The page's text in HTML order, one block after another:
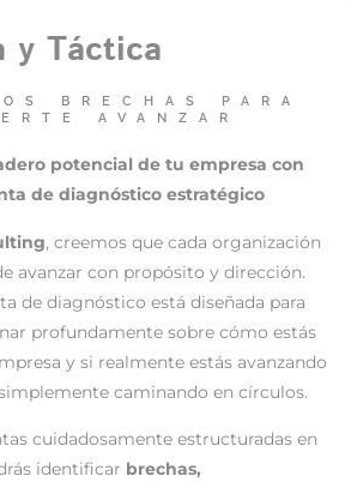
y Táctica
BRECHAS PARA
AVANZAR
potencial de tu empresa con
de diagnóstico estratégico
, creemos que cada organización
avanzar con propósito y dirección.
de diagnóstico está diseñada para
profundamente sobre cómo estás
y si realmente estás avanzando
caminando en círculos.
cuidadosamente estructuradas en
identificar brechas,